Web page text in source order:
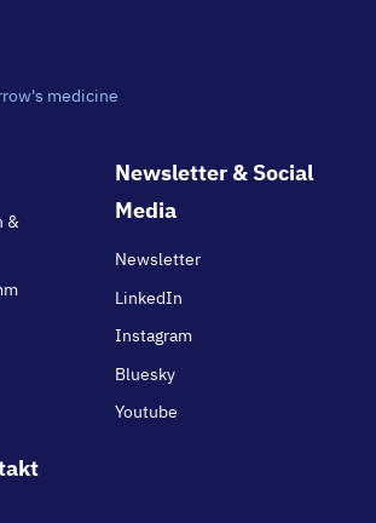
medicine
&
Newsletter & Social
Media
Newsletter
LinkedIn
Instagram
Bluesky
Youtube